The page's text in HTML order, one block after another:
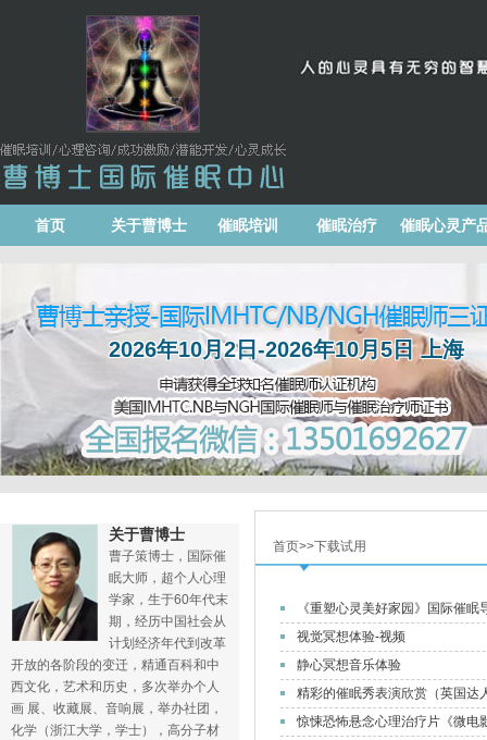
首页 关于曹博士 催眠培训 催眠治疗 催眠心灵产
2026年10月2日-2026年10月5日 上海
关于曹博士
曹子策博士，国际催
眠大师，超个人心理
学家，生于60年代末
期，经历中国社会从
计划经济年代到改革
开放的各阶段的变迁，精通百科和中
西文化，艺术和历史，多次举办个人
画 展、收藏展、音响展，举办社团，
化学（浙江大学，学士），高分子材
首页>>下载试用
《重塑心灵美好家园》国际催
视觉冥想体验-视频
静心冥想音乐体验
精彩的催眠秀表演欣赏（英国达
惊悚恐怖悬念心理治疗片《微电